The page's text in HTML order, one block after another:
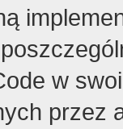
w
przez